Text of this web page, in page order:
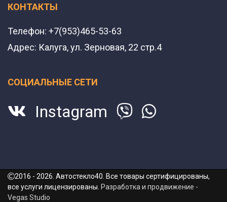
КОНТАКТЫ
Телефон: +7(953)465-53-63
Адрес: Калуга, ул. Зерновая, 22 стр.4
СОЦИАЛЬНЫЕ СЕТИ
Instagram
2016 - 2026. Автостекло40. Все товары сертифицированы,
все услуги лицензированы. Разработка и продвижение -
Vegas Studio